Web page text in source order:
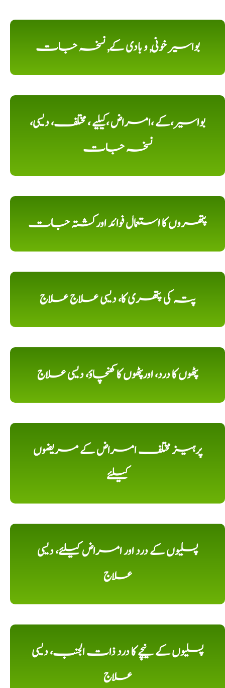
بواسیر خونی, و بادی کے, نسخہ جات
بواسیر،کے ،امراض ،کیلیے ، مختلف، دیسی،
نسخہ جات
پتھروں کا استعمال فوائد اورکشتہ جات
پتہ کی پتھری کا، دیسی علاج علاج
پٹھوں کا درد، اورپٹھوں کا کھنچاؤ، دیسی علاج
پرہیز مختلف امراض کے مریضوں
کیلئے
پسلیوں کے درد اور امراض کیلئے، دیسی
علاج
پسلیوں کے نیچے کا درد ذات الجنب، دیسی
علاج